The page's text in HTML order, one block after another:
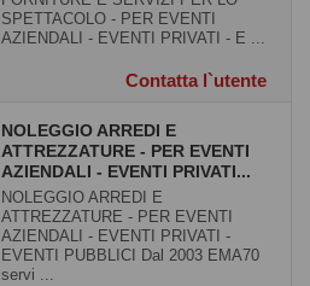
SPETTACOLO - PER EVENTI
AZIENDALI - EVENTI PRIVATI - E ...
Contatta l`utente
NOLEGGIO ARREDI E
ATTREZZATURE - PER EVENTI
AZIENDALI - EVENTI PRIVATI...
NOLEGGIO ARREDI E
ATTREZZATURE - PER EVENTI
AZIENDALI - EVENTI PRIVATI -
EVENTI PUBBLICI Dal 2003 EMA70
servi ...